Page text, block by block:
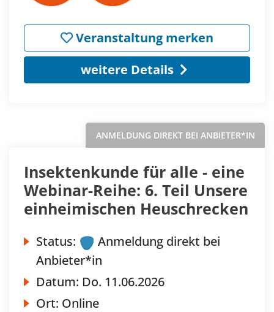
Veranstaltung merken
weitere Details
ANMELDUNG DIREKT BEI ANBIETER*IN
Insektenkunde für alle - eine
Webinar-Reihe: 6. Teil Unsere
einheimischen Heuschrecken
Status:
Anmeldung direkt bei
Anbieter*in
Datum: Do. 11.06.2026
Ort: Online